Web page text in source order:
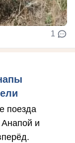
1
поезда
и